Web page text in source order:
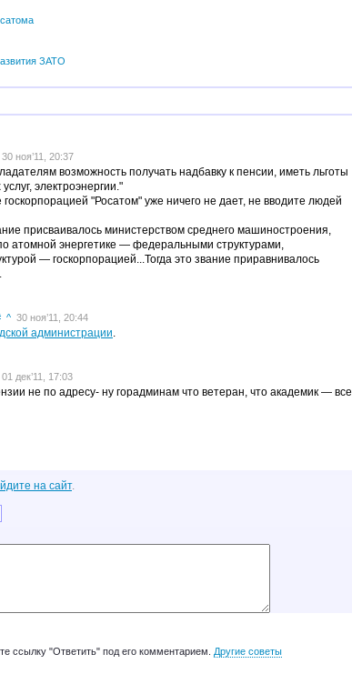
ЗАТО
30 ноя’11, 20:37
возможность получать надбавку к пенсии, иметь льготы
электроэнергии."
"Росатом" уже ничего не дает, не вводите людей
присваивалось министерством среднего машиностроения,
атомной энергетике — федеральными структурами,
— госкорпорацией...Тогда это звание приравнивалось
^ 30 ноя’11, 20:44
администрации.
01 дек’11, 17:03
не по адресу- ну горадминам что ветеран, что академик — все
на сайт.
ссылку "Ответить" под его комментарием. Другие советы